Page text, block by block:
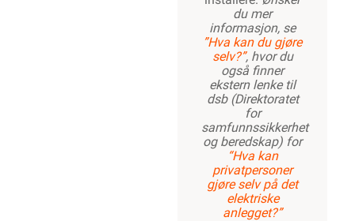
du mer
informasjon, se
”Hva kan du gjøre
selv?”, hvor du
også finner
ekstern lenke til
dsb (Direktoratet
for
samfunnssikkerhet
og beredskap) for
“Hva kan
privatpersoner
gjøre selv på det
elektriske
anlegget?”